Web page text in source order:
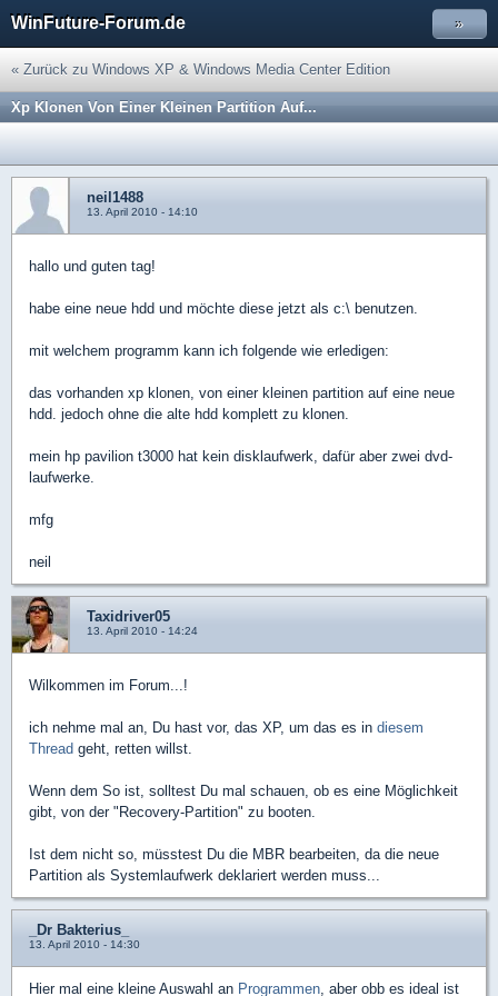
WinFuture-Forum.de »
« Zurück zu Windows XP & Windows Media Center Edition
Xp Klonen Von Einer Kleinen Partition Auf...
neil1488
13. April 2010 - 14:10
hallo und guten tag!
habe eine neue hdd und möchte diese jetzt als c:\ benutzen.
mit welchem programm kann ich folgende wie erledigen:
das vorhanden xp klonen, von einer kleinen partition auf eine neue
hdd. jedoch ohne die alte hdd komplett zu klonen.
mein hp pavilion t3000 hat kein disklaufwerk, dafür aber zwei dvd-
laufwerke.
mfg
neil
Taxidriver05
13. April 2010 - 14:24
Wilkommen im Forum...!
ich nehme mal an, Du hast vor, das XP, um das es in diesem
Thread geht, retten willst.
Wenn dem So ist, solltest Du mal schauen, ob es eine Möglichkeit
gibt, von der "Recovery-Partition" zu booten.
Ist dem nicht so, müsstest Du die MBR bearbeiten, da die neue
Partition als Systemlaufwerk deklariert werden muss...
_Dr Bakterius_
13. April 2010 - 14:30
Hier mal eine kleine Auswahl an Programmen, aber obb es ideal ist